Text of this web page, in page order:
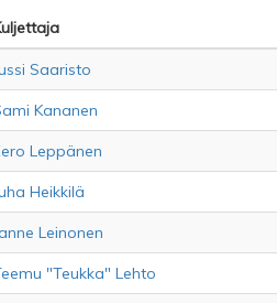
Saaristo
Kananen
Leppänen
Heikkilä
Leinonen
"Teukka" Lehto